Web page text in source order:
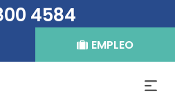
4584
EMPLEO